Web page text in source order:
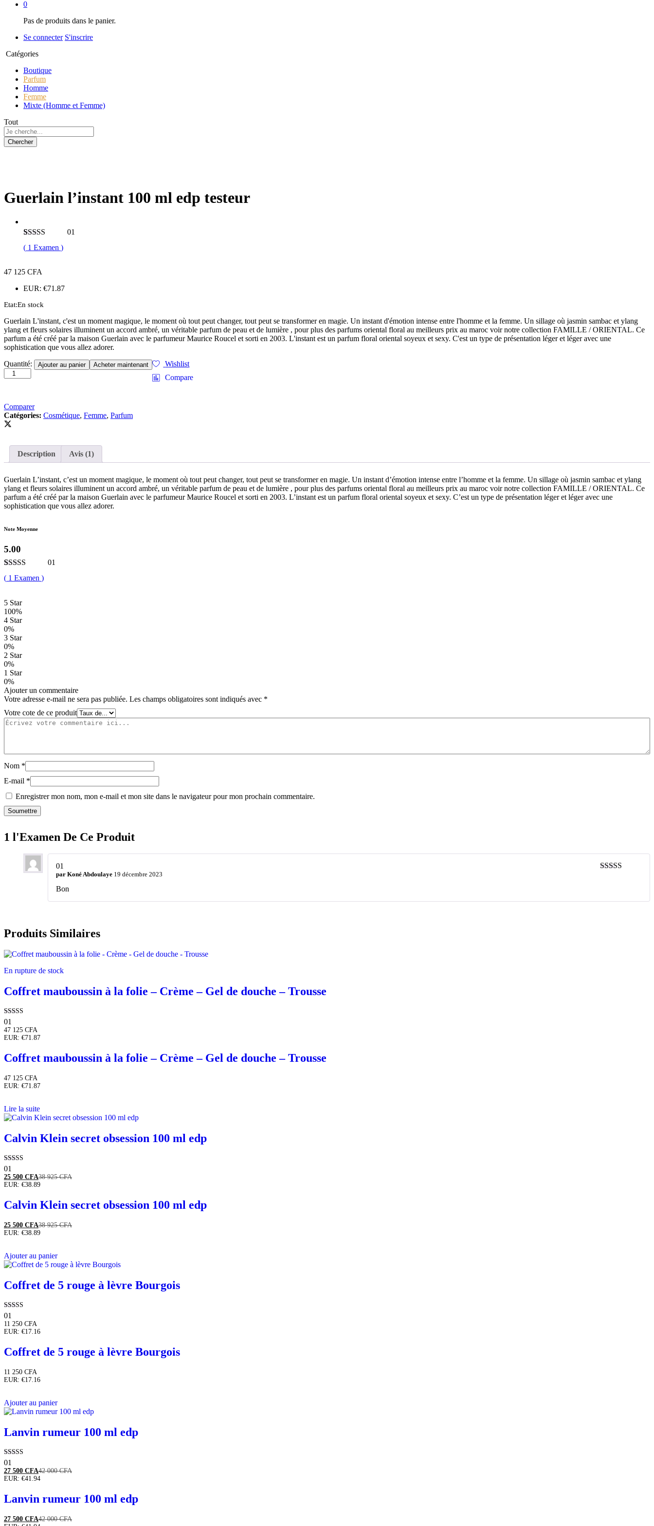
0
Pas de produits dans le panier.
Se connecter S'inscrire
Catégories
Boutique
Parfum
Homme
Femme
Mixte (Homme et Femme)
Tout
Chercher
Guerlain l’instant 100 ml edp testeur
Noté
sur
5 basé sur
1
01
( 1 Examen )
47 125 CFA
EUR: €71.87
Etat:En stock
Guerlain L'instant, c'est un moment magique, le moment où tout peut changer, tout peut se transformer en magie. Un instant d'émotion intense entre l'homme et la femme. Un sillage où jasmin sambac et ylang
ylang et fleurs solaires illuminent un accord ambré, un véritable parfum de peau et de lumière , pour plus des parfums oriental floral au meilleurs prix au maroc voir notre collection FAMILLE / ORIENTAL. Ce
parfum a été créé par la maison Guerlain avec le parfumeur Maurice Roucel et sorti en 2003. L'instant est un parfum floral oriental soyeux et sexy. C'est un type de présentation léger et léger avec une
sophistication que vous allez adorer.
Guerlain
l’instant
100
testeur
quantité
Quantité: Ajouter au panier Acheter maintenant
Wishlist
Compare
Comparer
Catégories: Cosmétique, Femme, Parfum
Description Avis (1)
Guerlain L’instant, c’est un moment magique, le moment où tout peut changer, tout peut se transformer en magie. Un instant d’émotion intense entre l’homme et la femme. Un sillage où jasmin sambac et ylang
ylang et fleurs solaires illuminent un accord ambré, un véritable parfum de peau et de lumière , pour plus des parfums oriental floral au meilleurs prix au maroc voir notre collection FAMILLE / ORIENTAL. Ce
parfum a été créé par la maison Guerlain avec le parfumeur Maurice Roucel et sorti en 2003. L’instant est un parfum floral oriental soyeux et sexy. C’est un type de présentation léger et léger avec une
sophistication que vous allez adorer.
Note Moyenne
5.00
Noté
sur
5 basé sur
1
01
( 1 Examen )
5 Star
100%
4 Star
0%
3 Star
0%
2 Star
0%
1 Star
0%
Ajouter un commentaire
Votre adresse e-mail ne sera pas publiée. Les champs obligatoires sont indiqués avec *
Votre cote de ce produit
Nom *
E-mail *
Enregistrer mon nom, mon e-mail et mon site dans le navigateur pour mon prochain commentaire.
1 l'Examen De Ce Produit
01
par Koné Abdoulaye 19 décembre 2023
Bon
Produits Similaires
En rupture de stock
Coffret mauboussin à la folie – Crème – Gel de douche – Trousse
Note
5.00
sur 5
01
47 125 CFA
EUR: €71.87
Coffret mauboussin à la folie – Crème – Gel de douche – Trousse
47 125 CFA
EUR: €71.87
Lire la suite
Calvin Klein secret obsession 100 ml edp
Note
5.00
sur 5
01
25 500 CFA38 925CFA
EUR: €38.89
Calvin Klein secret obsession 100 ml edp
25 500 CFA38 925CFA
EUR: €38.89
Ajouter au panier
Coffret de 5 rouge à lèvre Bourgois
Note
5.00
sur 5
01
11 250 CFA
EUR: €17.16
Coffret de 5 rouge à lèvre Bourgois
11 250 CFA
EUR: €17.16
Ajouter au panier
Lanvin rumeur 100 ml edp
Note
5.00
sur 5
01
27 500 CFA42 000CFA
EUR: €41.94
Lanvin rumeur 100 ml edp
27 500 CFA42 000CFA